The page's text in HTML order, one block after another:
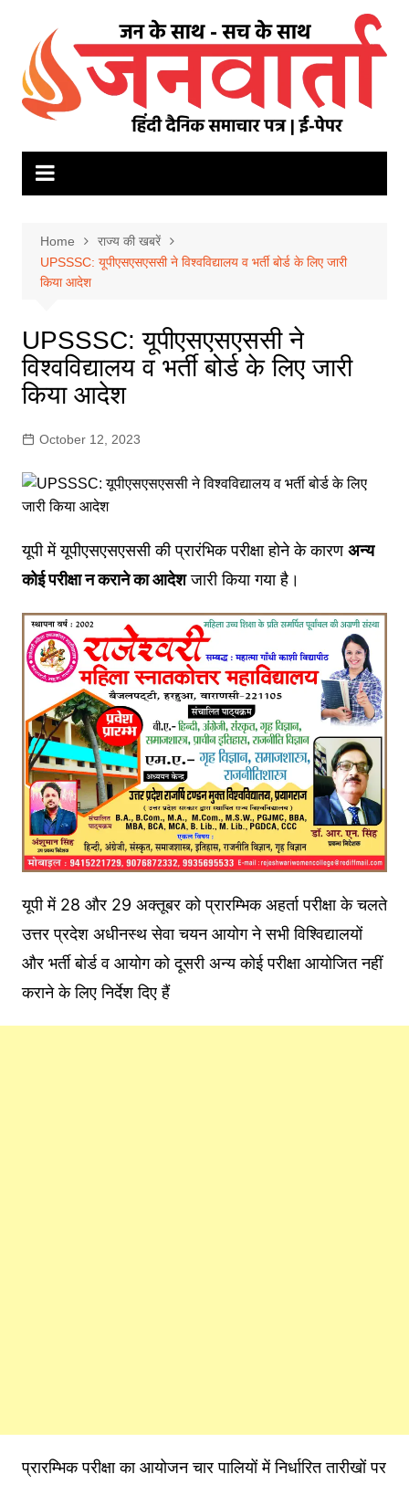
content
Home
राज्य की खबरें
UPSSSC: यूपीएसएसएससी ने विश्वविद्यालय व भर्ती बोर्ड के लिए जारी
किया आदेश
UPSSSC: यूपीएसएसएससी ने
विश्वविद्यालय व भर्ती बोर्ड के लिए जारी
किया आदेश
October 12, 2023
यूपी में यूपीएसएसएससी की प्रारंभिक परीक्षा होने के कारणअन्य
कोई परीक्षा न कराने का आदेशजारी किया गया है।
यूपी में 28 और 29 अक्तूबर को प्रारम्भिक अहर्ता परीक्षा के चलते
उत्तर प्रदेश अधीनस्थ सेवा चयन आयोग ने सभी विश्विद्यालयों
और भर्ती बोर्ड व आयोग को दूसरी अन्य कोई परीक्षा आयोजित नहीं
कराने के लिए निर्देश दिए हैं
प्रारम्भिक परीक्षा का आयोजन चार पालियों में निर्धारित तारीखों पर